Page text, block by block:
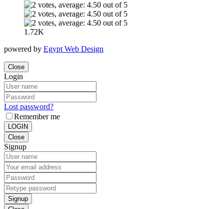
1.72K
powered by Egypt Web Design
Close
Login
Lost password?
Remember me
LOGIN
Close
Signup
Signup